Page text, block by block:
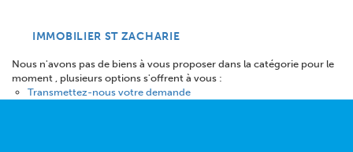
IMMOBILIER ST ZACHARIE
Nous n'avons pas de biens à vous proposer dans la catégorie pour le
moment , plusieurs options s'offrent à vous :
Transmettez-nous votre demande